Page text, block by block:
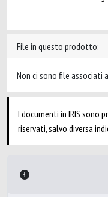
File in questo prodotto:
Non ci sono file associati
I documenti in IRIS
riservati, salvo diversa